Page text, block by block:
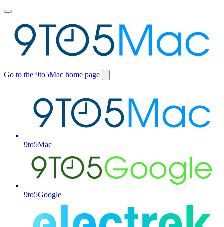
Toggle
menu
Go to the 9to5Mac home page
Switch
9to5Mac
9to5Google